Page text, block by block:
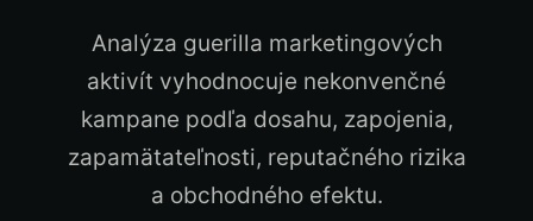
Analýza guerilla marketingových
aktivít vyhodnocuje nekonvenčné
kampane podľa dosahu, zapojenia,
zapamätateľnosti, reputačného rizika
a obchodného efektu.